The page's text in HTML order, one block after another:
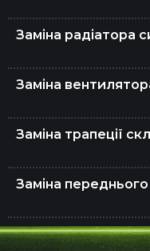
Заміна радіатора
Заміна
Заміна трапеції
Заміна